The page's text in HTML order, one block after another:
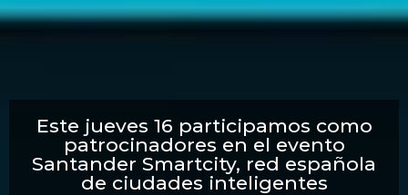
Este jueves 16 participamos como
patrocinadores en el evento
Santander Smartcity, red española
de ciudades inteligentes